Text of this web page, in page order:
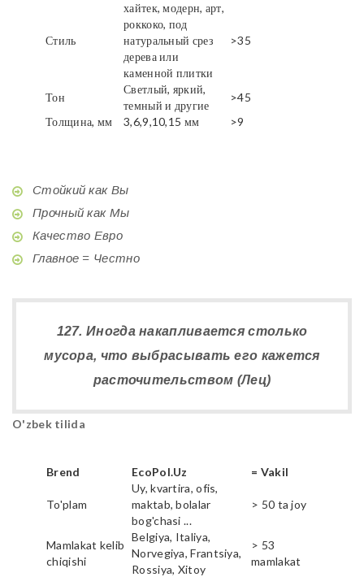
Стиль
хайтек, модерн, арт,
роккоко, под
натуральный срез
дерева или
каменной плитки
>35
Тон
Светлый, яркий,
темный и другие
>45
Толщина, мм
3,6,9,10,15 мм >9
Стойкий как Вы
Прочный как Мы
Качество Евро
Главное = Честно
127. Иногда накапливается столько
мусора, что выбрасывать его кажется
расточительством (Лец)
O'zbek tilida
Brend EcoPol.Uz = Vakil
To'plam
Uy, kvartira, ofis,
maktab, bolalar
bog'chasi ...
> 50 ta joy
Mamlakat kelib
chiqishi
Belgiya, Italiya,
Norvegiya, Frantsiya,
Rossiya, Xitoy
> 53
mamlakat